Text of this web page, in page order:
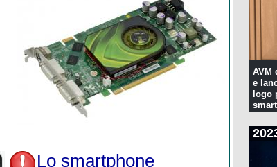
Lo smartphone
AVM
e
logo